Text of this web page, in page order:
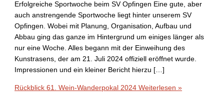
Erfolgreiche Sportwoche beim SV Opfingen Eine gute, aber
auch anstrengende Sportwoche liegt hinter unserem SV
Opfingen. Wobei mit Planung, Organisation, Aufbau und
Abbau ging das ganze im Hintergrund um einiges länger als
nur eine Woche. Alles begann mit der Einweihung des
Kunstrasens, der am 21. Juli 2024 offiziell eröffnet wurde.
Impressionen und ein kleiner Bericht hierzu […]
Rückblick 61. Wein-Wanderpokal 2024 Weiterlesen »